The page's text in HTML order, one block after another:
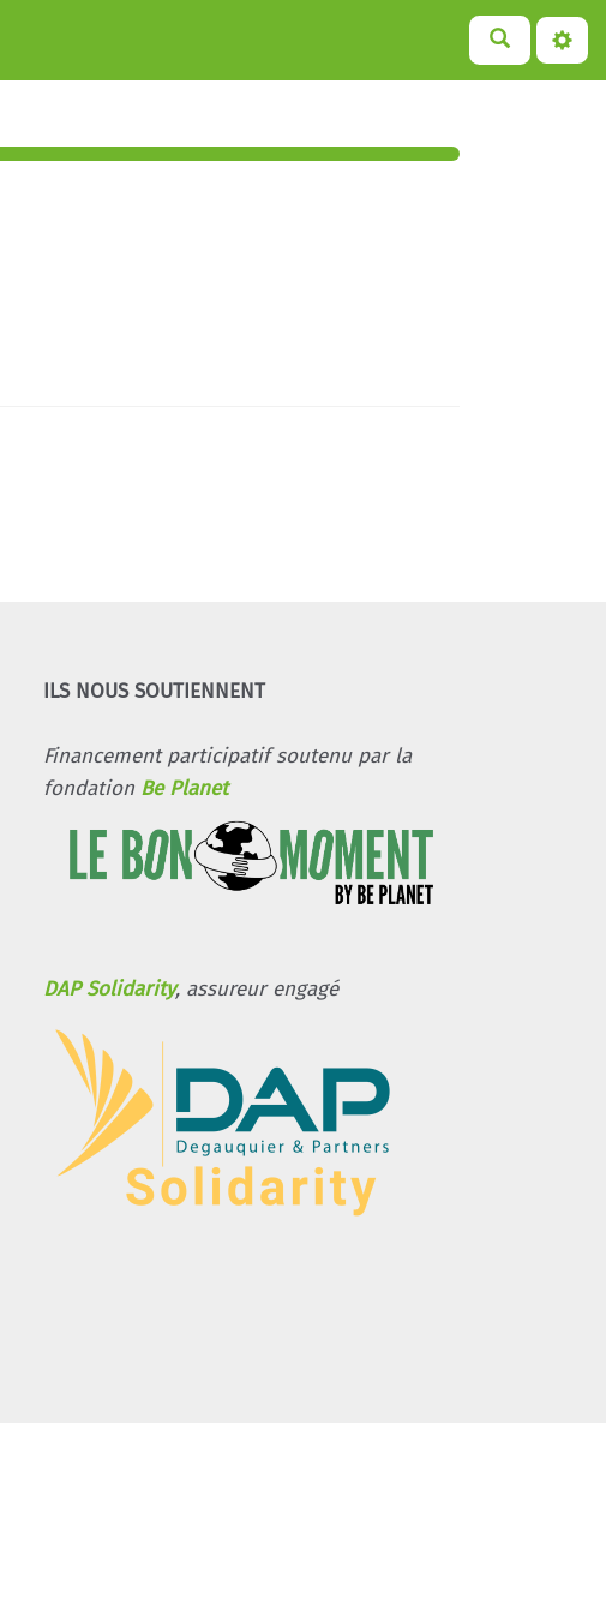
ILS NOUS SOUTIENNENT
Financement participatif soutenu par la
fondation Be Planet
DAP Solidarity, assureur engagé